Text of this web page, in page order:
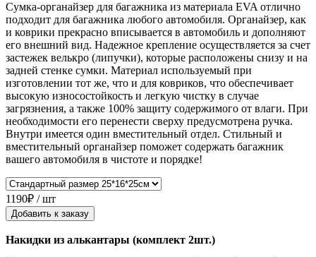
Сумка-органайзер для багажника из материала EVA отлично
подходит для багажника любого автомобиля. Органайзер, как
и коврики прекрасно вписывается в автомобиль и дополняют
его внешний вид. Надежное крепление осуществляется за счет
застежек велькро (липучки), которые расположены снизу и на
задней стенке сумки. Материал используемый при
изготовлении тот же, что и для ковриков, что обеспечивает
высокую износостойкость и легкую чистку в случае
загрязнения, а также 100% защиту содержимого от влаги. При
необходимости его перенести сверху предусмотрена ручка.
Внутри имеется один вместительный отдел. Стильный и
вместительный органайзер поможет содержать багажник
вашего автомобиля в чистоте и порядке!
1190₽ / шт
Добавить к заказу
Накидки из алькантары (комплект 2шт.)